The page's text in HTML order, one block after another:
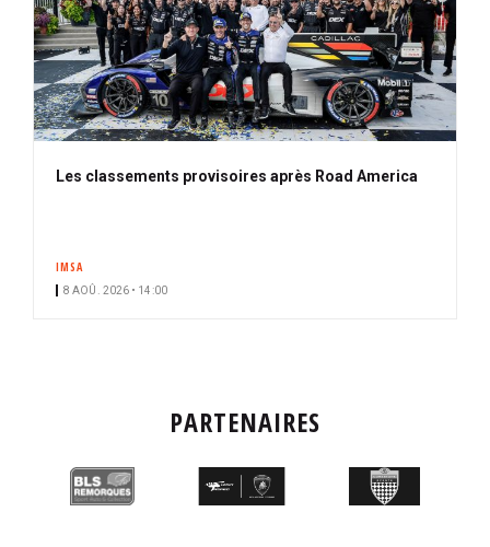
Les classements provisoires après Road America
IMSA
8 AOÛ. 2026 • 14:00
PARTENAIRES